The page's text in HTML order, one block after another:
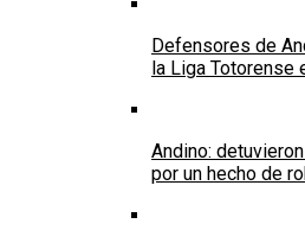
Defensores de
la Liga Totorense
Andino:
por un hecho de